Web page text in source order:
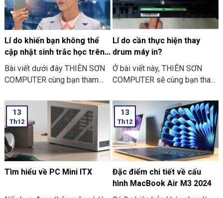
và không nên làm ngày Lễ Vu
Lan nhé.
Lí do khiến bạn không thể
cập nhật sinh trắc học trên
ứng dụng ngân hàng
Bài viết dưới đây THIÊN SƠN
COMPUTER cùng bạn tham
không thể cập nhật sinh trắc
học trên ứng dụng ngân hàng
thường gặp nhé:
Lí do cần thực hiện thay
drum máy in?
Ở bài viết này, THIÊN SƠN
COMPUTER sẽ cùng bạn tham
drum máy in là như thế nào
nhé?
13
Th12
Tìm hiểu về PC Mini ITX
13
Th12
Đặc điểm chi tiết về cấu
hình MacBook Air M3 2024